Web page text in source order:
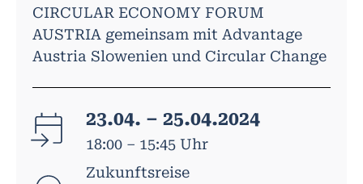
CIRCULAR ECONOMY FORUM
AUSTRIA gemeinsam mit Advantage
Austria Slowenien und Circular Change
23.04. – 25.04.2024
18:00 – 15:45 Uhr
Zukunftsreise